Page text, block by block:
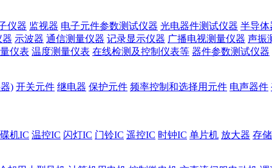
仪器 监视器 电子元件参数测试仪器 光电器件测试仪器 半导体
器 示波器 通信测量仪器 记录显示仪器 广播电视测量仪器 声振
仪表 温度测量仪表 在线检测及控制仪表等 器件参数测试仪器
) 开关元件 继电器 保护元件 频率控制和选择用元件 电声器件
机IC 温控IC 闪灯IC 门铃IC 遥控IC 时钟IC 单片机 放大器 存